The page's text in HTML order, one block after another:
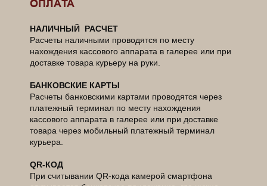
ОПЛАТА
НАЛИЧНЫЙ РАСЧЕТ
Расчеты наличными проводятся по месту
нахождения кассового аппарата в галерее или при
доставке товара курьеру на руки.
БАНКОВСКИЕ КАРТЫ
Расчеты банковскими картами проводятся через
платежный терминал по месту нахождения
кассового аппарата в галерее или при доставке
товара через мобильный платежный терминал
курьера.
QR-КОД
При считывании QR-кода камерой смартфона